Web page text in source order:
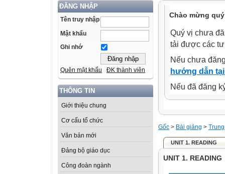
ĐĂNG NHẬP
Tên truy nhập
Mật khẩu
Ghi nhớ
Quên mật khẩu ĐK thành viên
THÔNG TIN
Giới thiệu chung
Cơ cấu tổ chức
Văn bản mới
Đảng bộ giáo dục
Công đoàn ngành
Chào mừng
Quý vị chưa
tải được các
Nếu chưa
hướng dẫn
Nếu đã đăng
Gốc > Bài giảng >
UNIT 1. READING
UNIT 1. READING